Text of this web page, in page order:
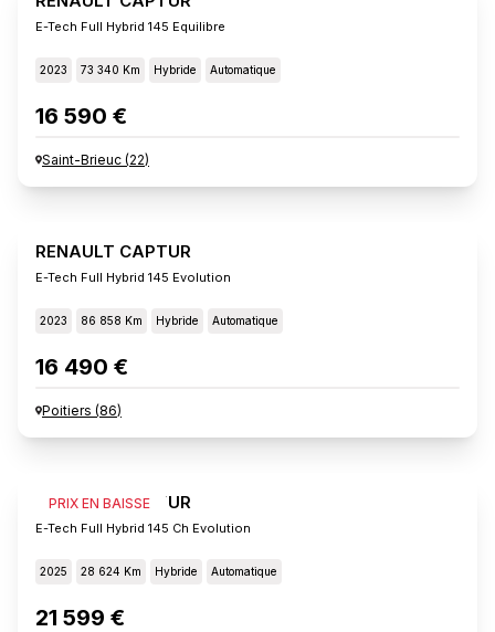
E-Tech Full Hybrid 145 Equilibre
2023 73 340 Km Hybride Automatique
16 590 €
Saint-Brieuc (22)
RENAULT CAPTUR
E-Tech Full Hybrid 145 Evolution
2023 86 858 Km Hybride Automatique
16 490 €
Poitiers (86)
PRIX EN BAISSE
RENAULT CAPTUR
E-Tech Full Hybrid 145 Ch Evolution
2025 28 624 Km Hybride Automatique
21 599 €